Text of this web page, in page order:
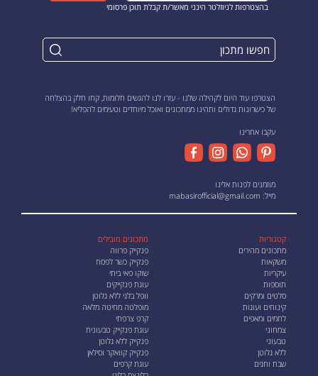
בהצטרפות לניוזלטר הינני מאשר/ת קבלת תוכן פרסומי
הצטרפו עוד היום לקהילה שלנו - עזרו לנו להגשים חלומות, קחו חלק בהצלחה
של כישרונות גדולים ותהינו ממתכונים ואוכל מיוחדים וטעימים להפליא!
עקבו אחרינו
מוזמנים לפנות אלינו
מייל: mabasirofficial@gmail.com
קטגוריות
מתכונים מהירים
משקאות
עיקריות
תוספות
סלטים ומרקים
קינוחים ועוגות
לחמים ומאפים
צמחוני
טבעוני
ללא גלוטן
שבת וחגים
מתכונים מובילים
פנקייק פרווה
פנקייק כשר לפסח
שוקו פאי ביתי
עוגת פנקייקים
וופל בלגי ללא גלוטן
מופלטה מחיטה מלאה
קרפ צרפתי
עוגת פנקייק טבעונית
פנקייק ללא גלוטן
פנקייק קוואקר וסילאן
עוגת קרפים